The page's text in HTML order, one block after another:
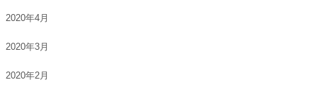
2020年4月
2020年3月
2020年2月